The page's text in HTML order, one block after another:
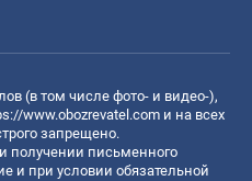
(в том числе фото- и видео-),
www.obozrevatel.com и на всех
запрещено.
получении письменного
и при условии обязательной